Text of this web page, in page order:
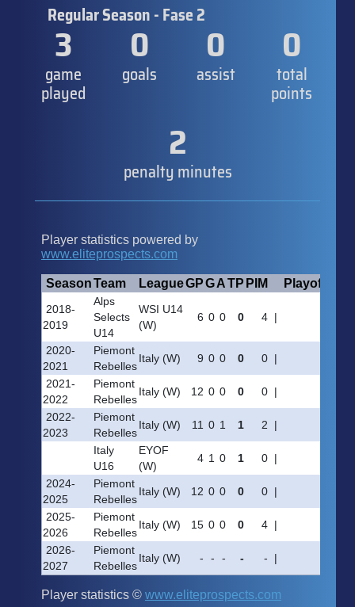
Regular Season - Fase 2
3
game
played
0
goals
0
assist
0
total
points
2
penalty minutes